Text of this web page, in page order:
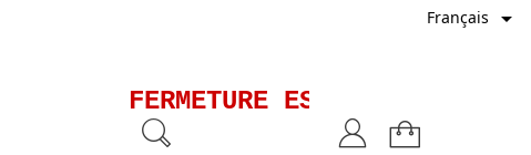
Français 
FERMETURE ESTIVALE -